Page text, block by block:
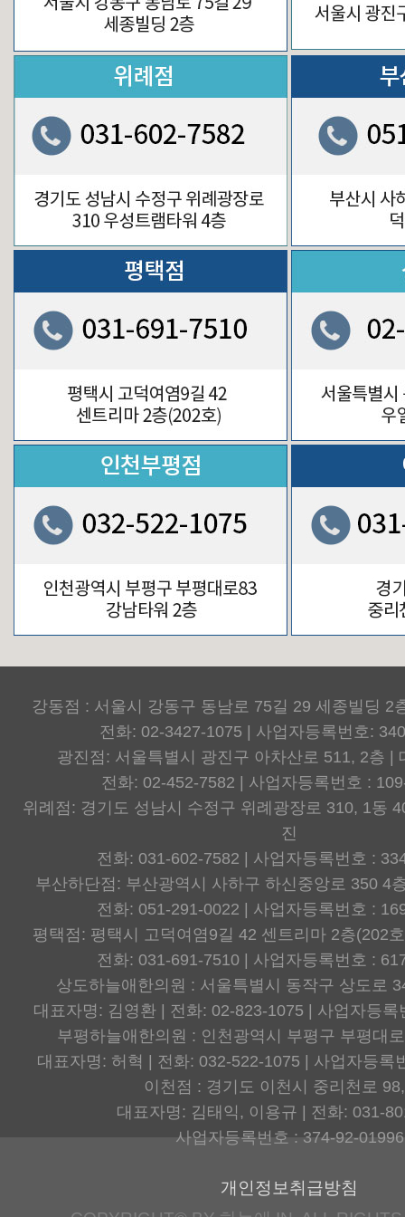
강동점 : 서울시 강동구 동남로 75길 29 세종빌딩 2
전화: 02-3427-1075 | 사업자등록번호:
광진점: 서울특별시 광진구 아차산로 511, 2층 |
전화: 02-452-7582 | 사업자등록번호 :
위례점: 경기도 성남시 수정구 위례광장로 310, 1동
진
전화: 031-602-7582 | 사업자등록번호 :
부산하단점: 부산광역시 사하구 하신중앙로 350 4
전화: 051-291-0022 | 사업자등록번호 :
평택점: 평택시 고덕여염9길 42 센트리마 2층(202
전화: 031-691-7510 | 사업자등록번호 :
상도하늘애한의원 : 서울특별시 동작구 상도로
대표자명: 김영환 | 전화: 02-823-1075 | 사업자등록
부평하늘애한의원 : 인천광역시 부평구 부평대
대표자명: 허혁 | 전화: 032-522-1075 | 사업자등록
이천점 : 경기도 이천시 중리천로
대표자명: 김태익, 이용규 | 전화: 031-
사업자등록번호 : 374-92-01996
개인정보취급방침